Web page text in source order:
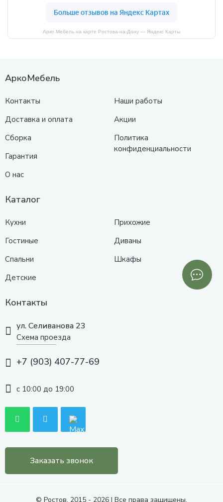
Арко Мебель на карте Ростова-на-Дону — Яндекс Карты
АркоМебель
Контакты
Доставка и оплата
Сборка
Гарантия
О нас
Наши работы
Акции
Политика
конфиденциальности
Каталог
Кухни
Гостиные
Спальни
Детские
Прихожие
Диваны
Шкафы
Контакты
ул. Селиванова 23
Схема проезда
+7 (903) 407-77-69
с 10:00 до 19:00
Заказать звонок
© Ростов, 2015 - 2026 | Все права защищены.